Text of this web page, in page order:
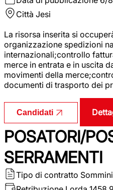
Città Jesi
La risorsa inserita si
organizzazione spedizioni
internazionali;controllo
merce in entrata e in uscita
movimenti della
documenti di trasporto dei
Candidati
POSATORI/
SERRAMENTI
Tipo di contratto